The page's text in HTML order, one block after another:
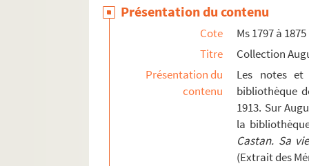
126. 126
126v. 126 v°
127. 127
127v. 127 v°
Présentation du contenu
Cote
Ms 1797 à 1875
Titre
Collection
Présentation du
contenu
Les notes
bibliothèque
1913. Sur
la
Castan. Sa
(Extrait des